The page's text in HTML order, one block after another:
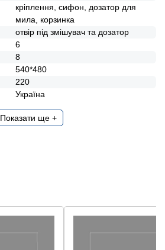
кріплення, сифон, дозатор для
мила, корзинка
отвір під змішувач та дозатор
6
8
540*480
220
Україна
Показати ще +